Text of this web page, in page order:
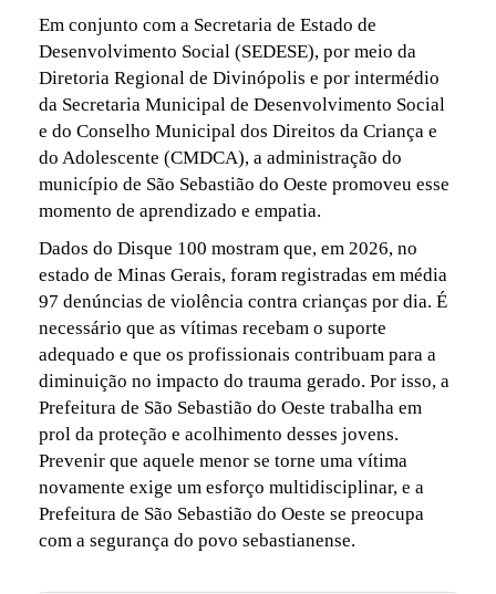
Em conjunto com a Secretaria de Estado de
Desenvolvimento Social (SEDESE), por meio da
Diretoria Regional de Divinópolis e por intermédio
da Secretaria Municipal de Desenvolvimento Social
e do Conselho Municipal dos Direitos da Criança e
do Adolescente (CMDCA), a administração do
município de São Sebastião do Oeste promoveu esse
momento de aprendizado e empatia.
Dados do Disque 100 mostram que, em 2026, no
estado de Minas Gerais, foram registradas em média
97 denúncias de violência contra crianças por dia. É
necessário que as vítimas recebam o suporte
adequado e que os profissionais contribuam para a
diminuição no impacto do trauma gerado. Por isso, a
Prefeitura de São Sebastião do Oeste trabalha em
prol da proteção e acolhimento desses jovens.
Prevenir que aquele menor se torne uma vítima
novamente exige um esforço multidisciplinar, e a
Prefeitura de São Sebastião do Oeste se preocupa
com a segurança do povo sebastianense.